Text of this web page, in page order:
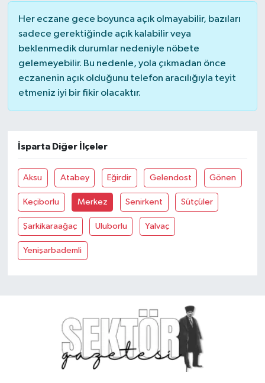
Her eczane gece boyunca açık olmayabilir, bazıları
sadece gerektiğinde açık kalabilir veya
beklenmedik durumlar nedeniyle nöbete
gelemeyebilir. Bu nedenle, yola çıkmadan önce
eczanenin açık olduğunu telefon aracılığıyla teyit
etmeniz iyi bir fikir olacaktır.
İsparta Diğer İlçeler
Aksu Atabey Eğirdir Gelendost Gönen
Keçiborlu Merkez Senirkent Sütçüler
Şarkikaraağaç Uluborlu Yalvaç
Yenişarbademli